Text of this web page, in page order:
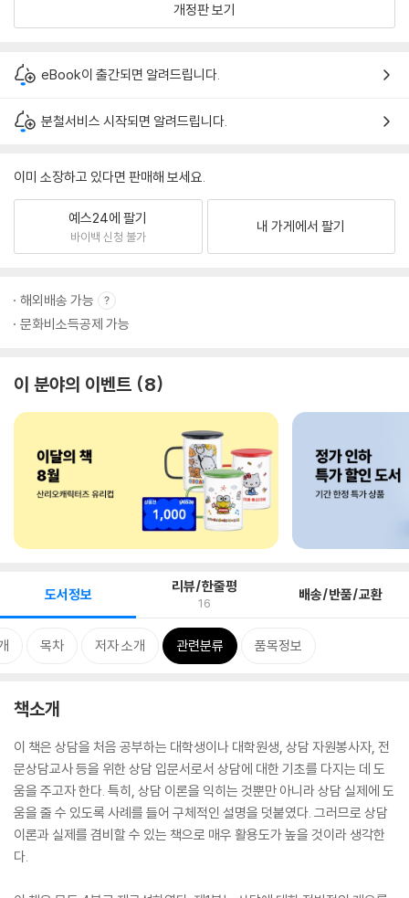
개정판 보기
eBook이 출간되면 알려드립니다.
분철서비스 시작되면 알려드립니다.
이미 소장하고 있다면 판매해 보세요.
예스24에 팔기
바이백 신청 불가
내 가게에서 팔기
해외배송 가능
문화비소득공제 가능
이 분야의 이벤트 8
도서정보 리뷰/한줄평
16 배송/반품/교환
목차 저자 소개 관련분류 품목정보
책소개
이 책은 상담을 처음 공부하는 대학생이나 대학원생, 상담 자원봉사자, 전
문상담교사 등을 위한 상담 입문서로서 상담에 대한 기초를 다지는 데 도
움을 주고자 한다. 특히, 상담 이론을 익히는 것뿐만 아니라 상담 실제에 도
움을 줄 수 있도록 사례를 들어 구체적인 설명을 덧붙였다. 그러므로 상담
이론과 실제를 겸비할 수 있는 책으로 매우 활용도가 높을 것이라 생각한
다.